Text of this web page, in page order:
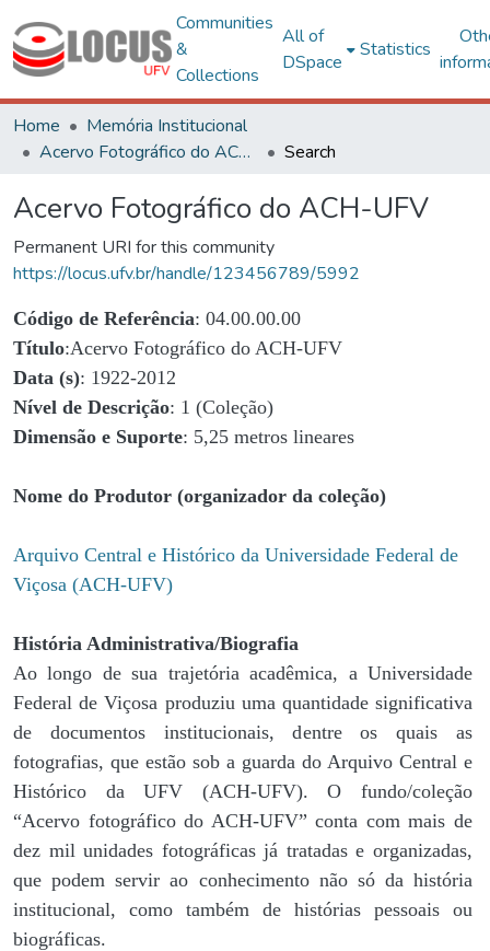
Communities
&
Collections
All of
DSpace
Statistics
Home
Memória Institucional
Acervo Fotográfico do ACH-UFV
Search
Acervo Fotográfico do ACH-UFV
Permanent URI for this community
https://locus.ufv.br/handle/123456789/5992
Código de Referência: 04.00.00.00
Título:Acervo Fotográfico do ACH-UFV
Data (s): 1922-2012
Nível de Descrição: 1 (Coleção)
Dimensão e Suporte: 5,25 metros lineares
Nome do Produtor (organizador da coleção)
Arquivo Central e Histórico da Universidade Federal de
Viçosa (ACH-UFV)
História Administrativa/Biografia
Ao longo de sua trajetória acadêmica, a Universidade
Federal de Viçosa produziu uma quantidade significativa
de documentos institucionais, dentre os quais as
fotografias, que estão sob a guarda do Arquivo Central e
Histórico da UFV (ACH-UFV). O fundo/coleção
“Acervo fotográfico do ACH-UFV” conta com mais de
dez mil unidades fotográficas já tratadas e organizadas,
que podem servir ao conhecimento não só da história
institucional, como também de histórias pessoais ou
biográficas.